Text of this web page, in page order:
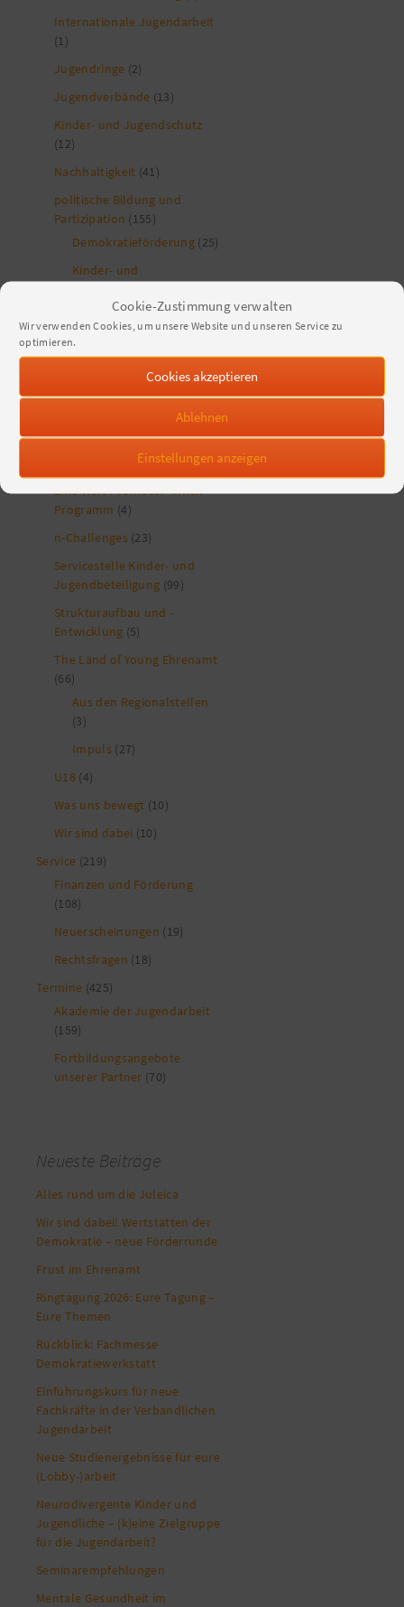
Cookie-Zustimmung verwalten
Wir verwenden Cookies, um unsere Website und unseren Service zu
optimieren.
Cookies akzeptieren
Ablehnen
Einstellungen anzeigen
Internationale Jugendarbeit
(1)
Jugendringe (2)
Jugendverbände (13)
Kinder- und Jugendschutz
(12)
Nachhaltigkeit (41)
politische Bildung und
Partizipation (155)
Demokratieförderung (25)
Kinder- und
Inklusion
Weltoffene Jugendarbeit
(20)
Netzwerk Junges
Kommunales(26)
Projekte und Programme(218)
Eine Welt-Promotor*innen-
Programm (4)
n-Challenges (23)
Servicestelle Kinder- und
Jugendbeteiligung (99)
Strukturaufbau und -
Entwicklung (5)
The Länd of Young Ehrenamt
(66)
Aus den Regionalstellen
(3)
Impuls (27)
U18 (4)
Was uns bewegt (10)
Wir sind dabei (10)
Service (219)
Finanzen und Förderung
(108)
Neuerscheinungen (19)
Rechtsfragen (18)
Termine (425)
Akademie der Jugendarbeit
(159)
Fortbildungsangebote
unserer Partner (70)
Neueste Beiträge
Alles rund um die Juleica
Wir sind dabei! Wertstätten der
Demokratie – neue Förderrunde
Frust im Ehrenamt
Ringtagung 2026: Eure Tagung –
Eure Themen
Rückblick: Fachmesse
Demokratiewerkstatt
Einführungskurs für neue
Fachkräfte in der Verbandlichen
Jugendarbeit
Neue Studienergebnisse für eure
(Lobby-)arbeit
Neurodivergente Kinder und
Jugendliche – (k)eine Zielgruppe
für die Jugendarbeit?
Seminarempfehlungen
Mentale Gesundheit im